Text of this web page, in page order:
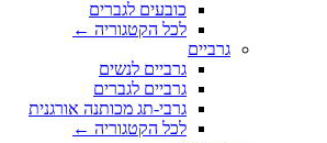
כובעים לגברים
לכל הקטגוריה ←
גרביים
גרביים לנשים
גרביים לגברים
גרבי-תג מכותנה אורגנית
לכל הקטגוריה ←